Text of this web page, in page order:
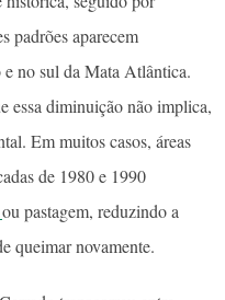
padrões aparecem
no sul da Mata Atlântica.
essa diminuição não implica,
Em muitos casos, áreas
de 1980 e 1990
ou pastagem, reduzindo a
queimar novamente.